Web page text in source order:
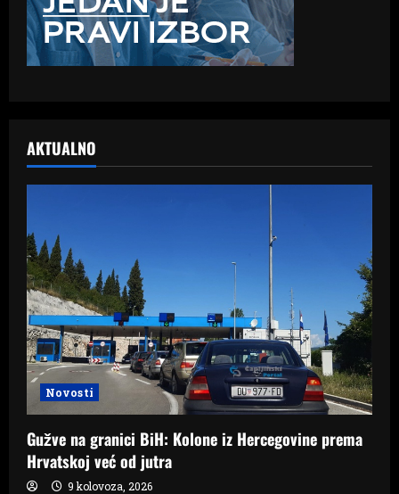
AKTUALNO
Novosti
Gužve na granici BiH: Kolone iz Hercegovine prema
Hrvatskoj već od jutra
9 kolovoza, 2026